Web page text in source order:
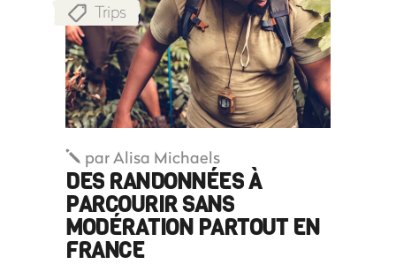
Trips
parAlisa Michaels
DES RANDONNÉES À
PARCOURIR SANS
MODÉRATION PARTOUT EN
FRANCE